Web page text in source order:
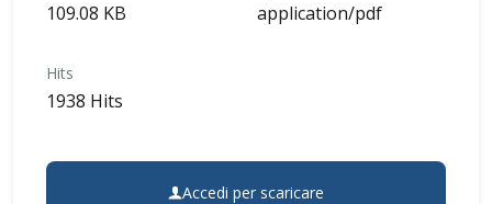
109.08 KB application/pdf
Hits
1938 Hits
Accedi per scaricare